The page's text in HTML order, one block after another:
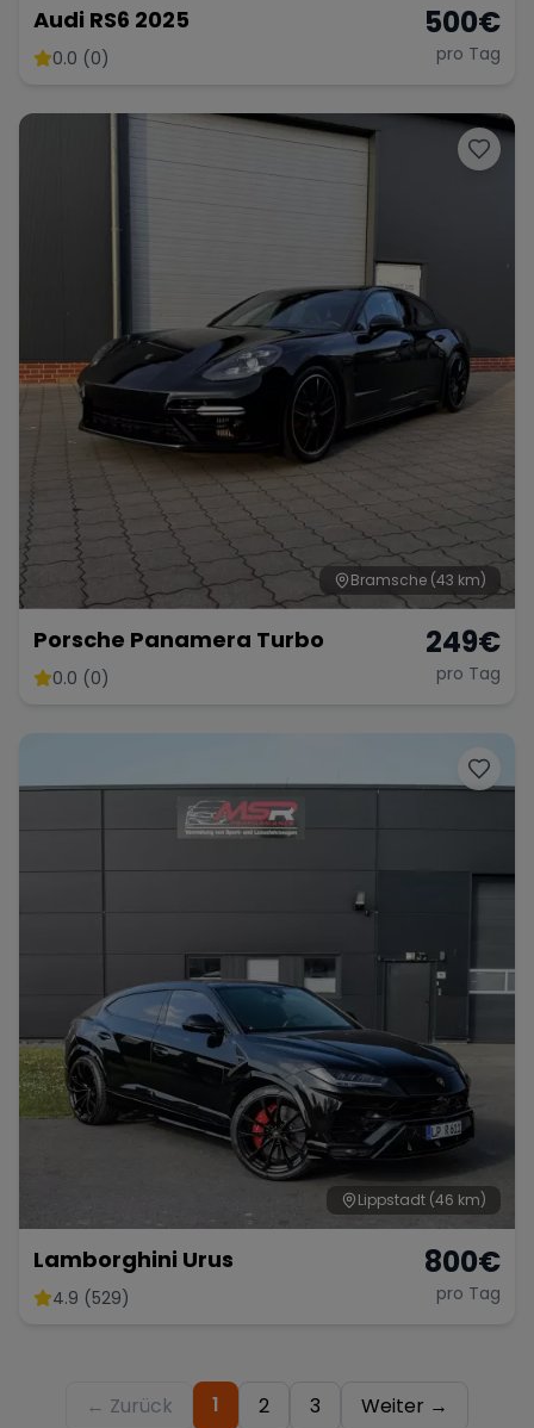
Audi RS6 2025
0.0 (0)
500€
pro Tag
Bramsche (43 km)
Porsche Panamera Turbo
0.0 (0)
249€
pro Tag
Lippstadt (46 km)
Lamborghini Urus
4.9 (529)
800€
pro Tag
← Zurück 1 2 3 Weiter →